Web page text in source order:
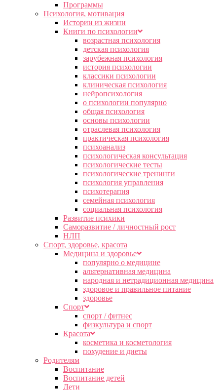
Программы
Психология, мотивация
Истории из жизни
Книги по психологии
возрастная психология
детская психология
зарубежная психология
история психологии
классики психологии
клиническая психология
нейропсихология
о психологии популярно
общая психология
основы психологии
отраслевая психология
практическая психология
психоанализ
психологическая консультация
психологические тесты
психологические тренинги
психология управления
психотерапия
семейная психология
социальная психология
Развитие психики
Саморазвитие / личностный рост
НЛП
Спорт, здоровье, красота
Медицина и здоровье
популярно о медицине
альтернативная медицина
народная и нетрадиционная медицина
здоровое и правильное питание
здоровье
Спорт
спорт / фитнес
физкультура и спорт
Красота
косметика и косметология
похудение и диеты
Родителям
Воспитание
Воспитание детей
Дети